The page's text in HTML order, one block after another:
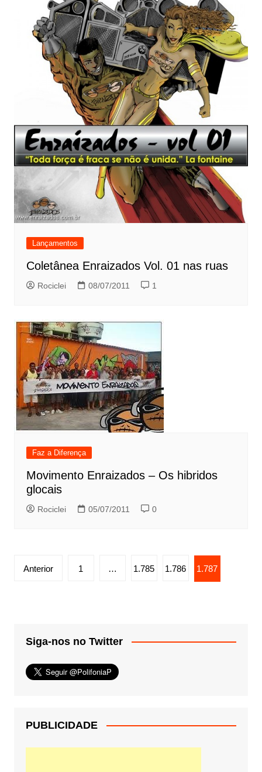
Lançamentos
Coletânea Enraizados Vol. 01 nas ruas
Rociclei 08/07/2011 1
Faz a Diferença
Movimento Enraizados – Os hibridos
glocais
Rociclei 05/07/2011 0
Paginação
Anterior 1 … 1.785 1.786 1.787
Siga-nos no Twitter
PUBLICIDADE